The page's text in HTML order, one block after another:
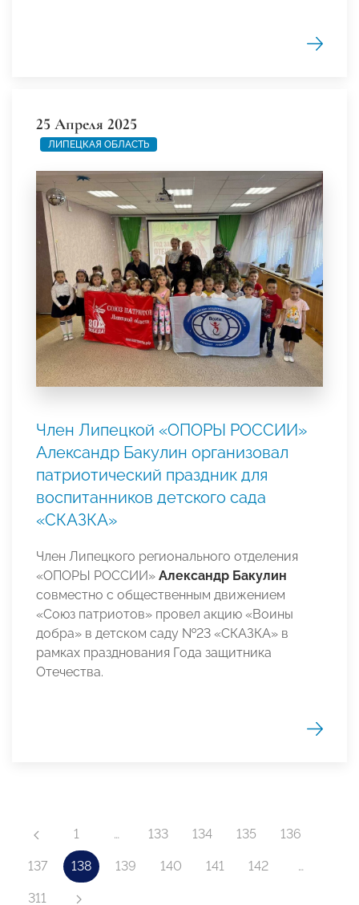
25 Апреля 2025
ЛИПЕЦКАЯ ОБЛАСТЬ
Член Липецкой «ОПОРЫ РОССИИ»
Александр Бакулин организовал
патриотический праздник для
воспитанников детского сада
«СКАЗКА»
Член Липецкого регионального отделения
«ОПОРЫ РОССИИ» Александр Бакулин
совместно с общественным движением
«Союз патриотов» провел акцию «Воины
добра» в детском саду №23 «СКАЗКА» в
рамках празднования Года защитника
Отечества.
1 … 133 134 135 136
137 138 139 140 141 142 …
311